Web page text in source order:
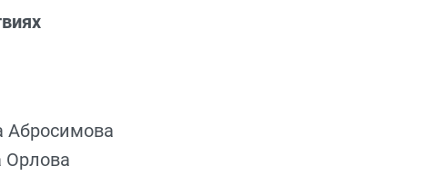
Абросимова
Орлова